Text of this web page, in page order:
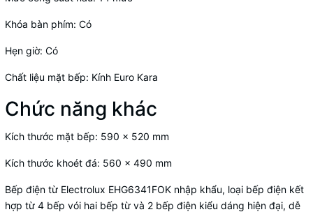
Khóa bàn phím: Có
Hẹn giờ: Có
Chất liệu mặt bếp: Kính Euro Kara
Chức năng khác
Kích thước mặt bếp: 590 x 520 mm
Kích thước khoét đá: 560 x 490 mm
Bếp điện từ Electrolux EHG6341FOK nhập khẩu, loại bếp điện kết
hợp từ 4 bếp vói hai bếp từ và 2 bếp điện kiểu dáng hiện đại, dễ